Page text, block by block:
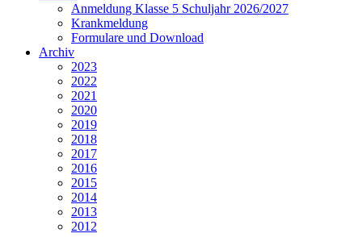
Anmeldung Klasse 5 Schuljahr 2026/2027
Krankmeldung
Formulare und Download
Archiv
2023
2022
2021
2020
2019
2018
2017
2016
2015
2014
2013
2012